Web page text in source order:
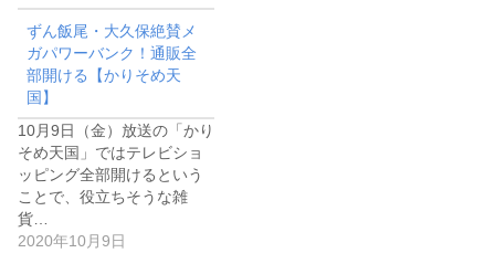
ずん飯尾・大久保絶賛メ
ガパワーバンク！通販全
部開ける【かりそめ天
国】
10月9日（金）放送の「かり
そめ天国」ではテレビショ
ッピング全部開けるという
ことで、役立ちそうな雑
貨…
2020年10月9日